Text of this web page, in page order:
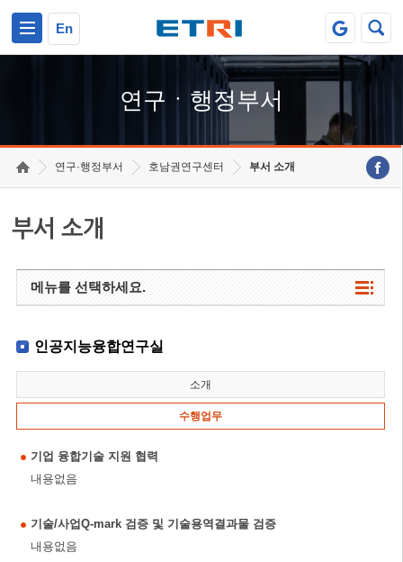
En
연구ㆍ행정부서
연구·행정부서 호남권연구센터 부서 소개
부서 소개
메뉴를 선택하세요.
인공지능융합연구실
소개
수행업무
기업 융합기술 지원 협력
내용없음
기술/사업Q-mark 검증 및 기술용역결과물 검증
내용없음